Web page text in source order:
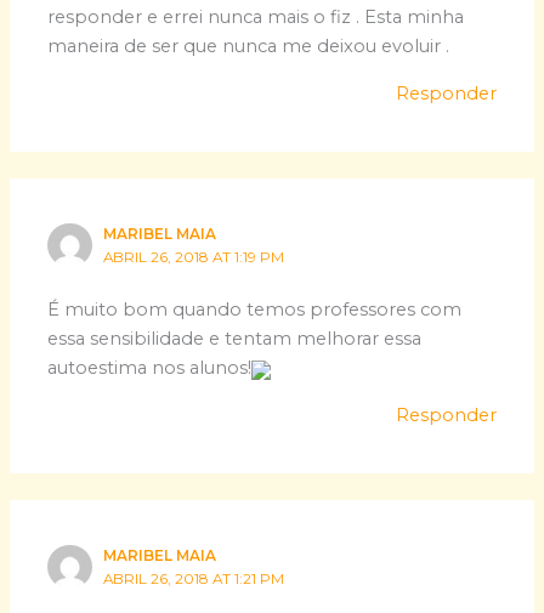
responder e errei nunca mais o fiz . Esta minha
maneira de ser que nunca me deixou evoluir .
Responder
MARIBEL MAIA
ABRIL 26, 2018 AT 1:19 PM
É muito bom quando temos professores com
essa sensibilidade e tentam melhorar essa
autoestima nos alunos!
Responder
MARIBEL MAIA
ABRIL 26, 2018 AT 1:21 PM